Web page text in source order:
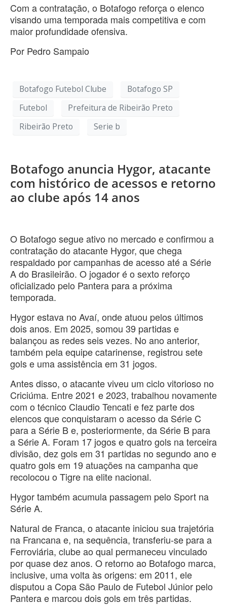
Com a contratação, o Botafogo reforça o elenco
visando uma temporada mais competitiva e com
maior profundidade ofensiva.
Por Pedro Sampaio
Botafogo Futebol Clube
Botafogo SP
Futebol
Prefeitura de Ribeirão Preto
Ribeirão Preto
Serie b
Botafogo anuncia Hygor, atacante
com histórico de acessos e retorno
ao clube após 14 anos
O Botafogo segue ativo no mercado e confirmou a
contratação do atacante Hygor, que chega
respaldado por campanhas de acesso até a Série
A do Brasileirão. O jogador é o sexto reforço
oficializado pelo Pantera para a próxima
temporada.
Hygor estava no Avaí, onde atuou pelos últimos
dois anos. Em 2025, somou 39 partidas e
balançou as redes seis vezes. No ano anterior,
também pela equipe catarinense, registrou sete
gols e uma assistência em 31 jogos.
Antes disso, o atacante viveu um ciclo vitorioso no
Criciúma. Entre 2021 e 2023, trabalhou novamente
com o técnico Claudio Tencati e fez parte dos
elencos que conquistaram o acesso da Série C
para a Série B e, posteriormente, da Série B para
a Série A. Foram 17 jogos e quatro gols na terceira
divisão, dez gols em 31 partidas no segundo ano e
quatro gols em 19 atuações na campanha que
recolocou o Tigre na elite nacional.
Hygor também acumula passagem pelo Sport na
Série A.
Natural de Franca, o atacante iniciou sua trajetória
na Francana e, na sequência, transferiu-se para a
Ferroviária, clube ao qual permaneceu vinculado
por quase dez anos. O retorno ao Botafogo marca,
inclusive, uma volta às origens: em 2011, ele
disputou a Copa São Paulo de Futebol Júnior pelo
Pantera e marcou dois gols em três partidas.